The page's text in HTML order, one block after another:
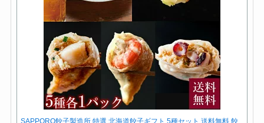
SAPPORO餃子製造所 特選 北海道餃子ギフト 5種セット 送料無料 餃